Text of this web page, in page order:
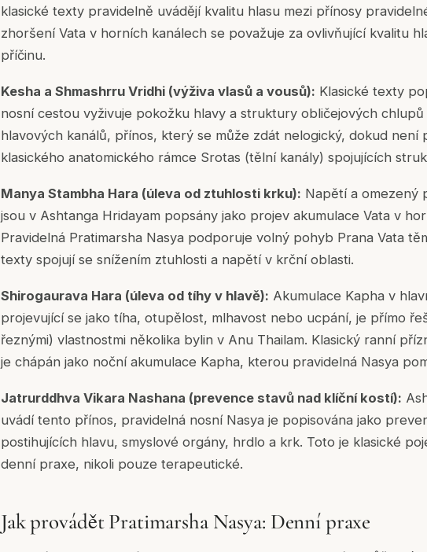
klasické texty pravidelně uvádějí kvalitu hlasu mezi přínosy
zhoršení Vata v horních kanálech se považuje za ovlivňující kvalitu
příčinu.
Kesha a Shmashrru Vridhi (výživa vlasů a vousů): Klasické texty
nosní cestou vyživuje pokožku hlavy a struktury obličejových
hlavových kanálů, přínos, který se může zdát nelogický, dokud není
klasického anatomického rámce Srotas (tělní kanály) spojujících
Manya Stambha Hara (úleva od ztuhlosti krku): Napětí a omezený
jsou v Ashtanga Hridayam popsány jako projev akumulace Vata v
Pravidelná Pratimarsha Nasya podporuje volný pohyb Prana Vata
texty spojují se snížením ztuhlosti a napětí v krční oblasti.
Shirogaurava Hara (úleva od tíhy v hlavě): Akumulace Kapha v
projevující se jako tíha, otupělost, mlhavost nebo ucpání, je přímo
řeznými) vlastnostmi několika bylin v Anu Thailam. Klasický ranní
je chápán jako noční akumulace Kapha, kterou pravidelná Nasya
Jatrurddhva Vikara Nashana (prevence stavů nad klíční kostí):
uvádí tento přínos, pravidelná nosní Nasya je popisována jako
postihujících hlavu, smyslové orgány, hrdlo a krk. Toto je klasické
denní praxe, nikoli pouze terapeutické.
Jak provádět Pratimarsha Nasya: Denní praxe